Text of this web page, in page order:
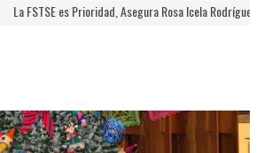
La FSTSE es Prioridad, Asegura Rosa Icela Rodríguez a